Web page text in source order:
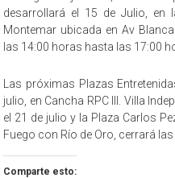
desarrollará el 15 de Julio, en
Montemar ubicada en Av
las 14:00 horas hasta las 17:00
Las próximas Plazas
julio, en Cancha RPC III. Villa
el 21 de julio y la Plaza Carlos
Fuego con Río de Oro, cerrará
Comparte esto: